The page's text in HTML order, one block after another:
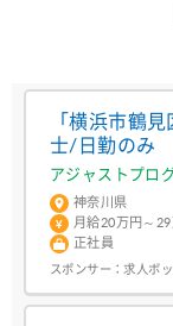
「横浜市鶴
士/日勤のみ
アジャストプロ
神奈川県
月給20万円～
正社員
スポンサー：求人ボ